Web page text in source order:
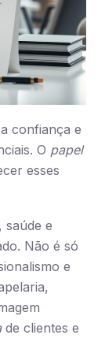
confiança e
O papel
esses
saúde e
Não é só
e
de clientes e